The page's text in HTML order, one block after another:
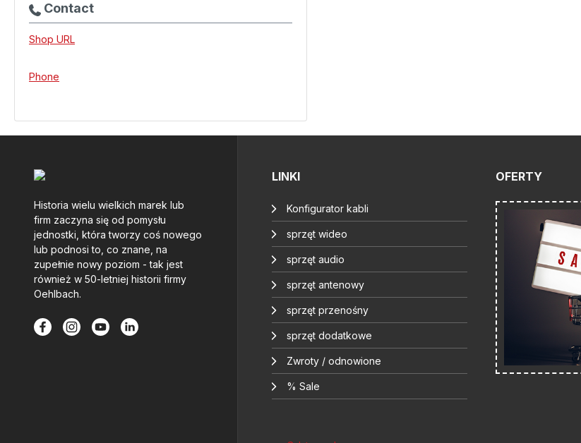
Contact
Shop URL
Phone
Historia wielu wielkich marek lub
firm zaczyna się od pomysłu
jednostki, która tworzy coś nowego
lub podnosi to, co znane, na
zupełnie nowy poziom - tak jest
również w 50-letniej historii firmy
Oehlbach.
LINKI
Konfigurator kabli
sprzęt wideo
sprzęt audio
sprzęt antenowy
sprzęt przenośny
sprzęt dodatkowe
Zwroty / odnowione
% Sale
OFERTY